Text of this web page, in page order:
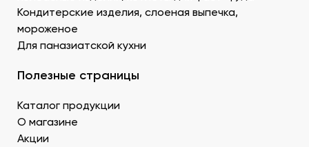
Водоросли. Комбу, нори – качественные продукты
для суши в ДНР с быстрой доставкой.
Икру масаго, тобико. Свежайшие продукты для
Белый и черный кунжут. Придает блюду ореховые
суши оптом – кунжутные семена в разной
расфасовке. Используются для создания
вкусового оттенка и декорирования.
Кондитерские изделия, слоеная выпечка,
мороженое
Для паназиатской кухни
Полезные страницы
Каталог продукции
О магазине
Акции